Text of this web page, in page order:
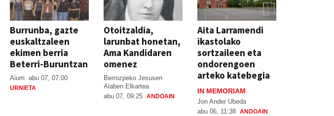
Burrunba, gazte
euskaltzaleen
ekimen berria
Beterri-Buruntzan
Aiurri abu 07, 07:00
URNIETA
Otoitzaldia,
larunbat honetan,
Ama Kandidaren
omenez
Berrozpeko Jesusen
Alaben Elkartea
abu 07, 09:25 ANDOAIN
Aita Larramendi
ikastolako
sortzaileen eta
ondorengoen
arteko katebegia
IN MEMORIAM
Jon Ander Ubeda
abu 06, 11:38 ANDOAIN